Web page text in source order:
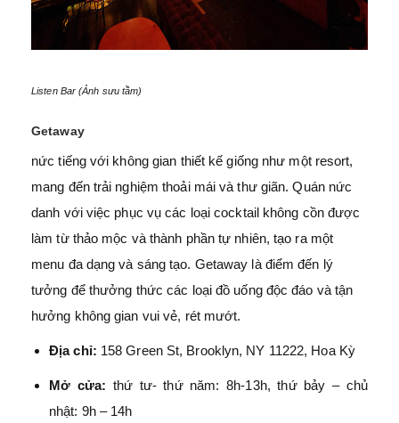
Listen Bar (Ảnh sưu tầm)
Getaway
nức tiếng với không gian thiết kế giống như một resort,
mang đến trải nghiệm thoải mái và thư giãn. Quán nức
danh với việc phục vụ các loại cocktail không cồn được
làm từ thảo mộc và thành phần tự nhiên, tạo ra một
menu đa dạng và sáng tạo. Getaway là điểm đến lý
tưởng để thưởng thức các loại đồ uống độc đáo và tận
hưởng không gian vui vẻ, rét mướt.
Địa chỉ: 158 Green St, Brooklyn, NY 11222, Hoa Kỳ
Mở cửa: thứ tư- thứ năm: 8h-13h, thứ bảy – chủ
nhật: 9h – 14h